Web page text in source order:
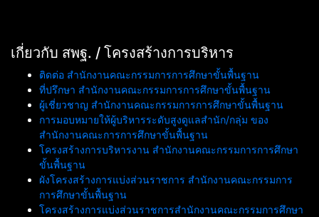
เกี่ยวกับ สพฐ. / โครงสร้างการบริหาร
ติดต่อ สำนักงานคณะกรรมการการศึกษาขั้นพื้นฐาน
ที่ปรึกษา สำนักงานคณะกรรมการการศึกษาขั้นพื้นฐาน
ผู้เชี่ยวชาญ สำนักงานคณะกรรมการการศึกษาขั้นพื้นฐาน
การมอบหมายให้ผู้บริหารระดับสูงดูแลสำนัก/กลุ่ม ของ
สำนักงานคณะการการศึกษาขั้นพื้นฐาน
โครงสร้างการบริหารงาน สำนักงานคณะกรรมการการศึกษา
ขั้นพื้นฐาน
ผังโครงสร้างการแบ่งส่วนราชการ สำนักงานคณะกรรมการ
การศึกษาขั้นพื้นฐาน
โครงสร้างการแบ่งส่วนราชการสำนักงานคณะกรรมการศึกษา